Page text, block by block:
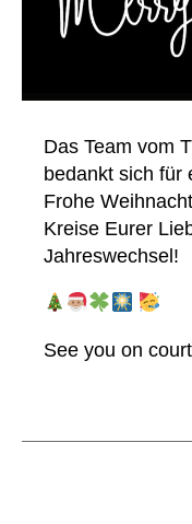
Das Team vom
bedankt sich für
Frohe
Kreise Eurer
Jahreswechsel!
See you on